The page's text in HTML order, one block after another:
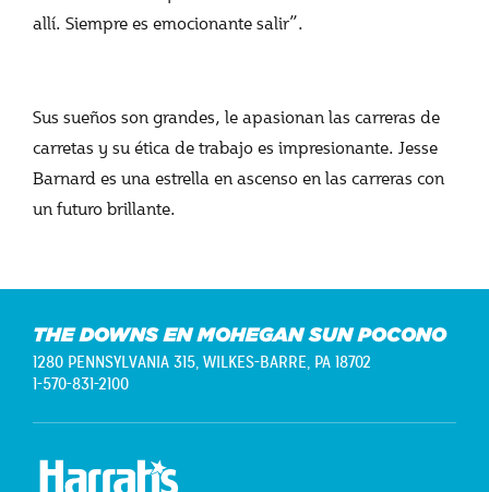
allí. Siempre es emocionante salir”.
Sus sueños son grandes, le apasionan las carreras de
carretas y su ética de trabajo es impresionante. Jesse
Barnard es una estrella en ascenso en las carreras con
un futuro brillante.
THE DOWNS EN MOHEGAN SUN POCONO
1280 PENNSYLVANIA 315, WILKES-BARRE, PA 18702
1-570-831-2100